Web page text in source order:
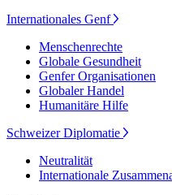
Internationales Genf
Menschenrechte
Globale Gesundheit
Genfer Organisationen
Globaler Handel
Humanitäre Hilfe
Schweizer Diplomatie
Neutralität
Internationale